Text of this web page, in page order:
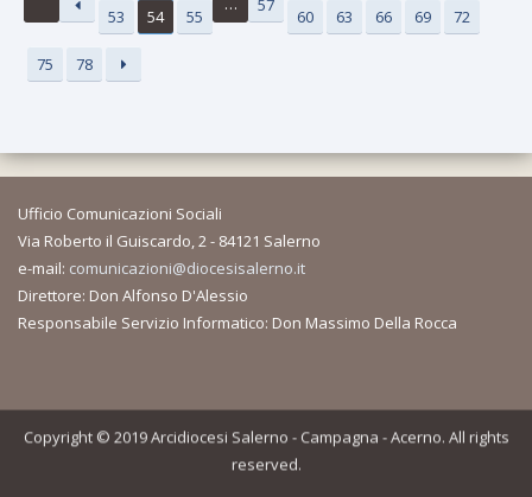
53 54 55
57
60 63 66 69 72
75 78
Ufficio Comunicazioni Sociali
Via Roberto il Guiscardo, 2 - 84121 Salerno
e-mail: comunicazioni@diocesisalerno.it
Direttore: Don Alfonso D'Alessio
Responsabile Servizio Informatico: Don Massimo Della Rocca
Copyright © 2019 Arcidiocesi Salerno - Campagna - Acerno. All rights
reserved.